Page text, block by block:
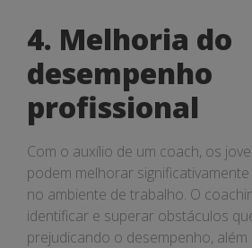
4. Melhoria do
desempenho
profissional
Com o auxílio de um coach, os
podem melhorar
no ambiente de trabalho. O
identificar e superar obstáculos
prejudicando o desempenho,